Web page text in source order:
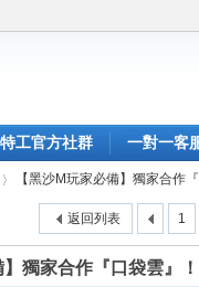
特工官方社群 一對一客
【黑沙M玩家必備】獨家合作
1
返回列表
】獨家合作『口袋雲』